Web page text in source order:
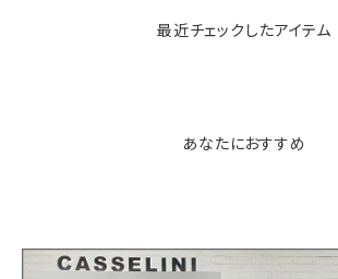
最近チェックしたアイテム
あなたにおすすめ